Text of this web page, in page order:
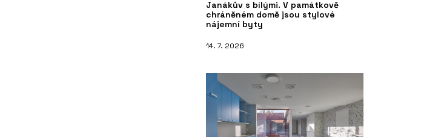
Janákův s bílými. V památkově
chráněném domě jsou stylové
nájemní byty
14. 7. 2026